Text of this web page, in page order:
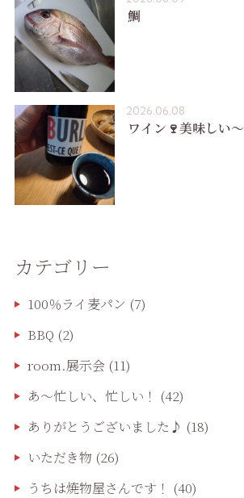
鯛
2026.06.08
ワイン🍷美味しい〜
カテゴリー
100％ライ麦パン (7)
BBQ (2)
room.展示会(11)
あ〜忙しい、忙しい！ (42)
ありがとうございました♪ (18)
いただき物 (26)
うちは焼物屋さんです！ (40)